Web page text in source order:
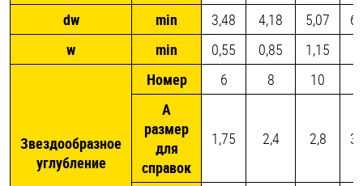
dw
min 3,48 4,18 5,07
w
min 0,55 0,85 1,15
Звездообразное
углубление
Номер 6 8 10
A
размер
для
справок
1,75 2,4 2,8